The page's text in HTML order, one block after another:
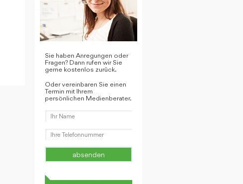
Sie haben Anregungen oder
Fragen? Dann rufen wir Sie
gerne kostenlos zurück.
Oder vereinbaren Sie einen
Termin mit Ihrem
persönlichen Medienberater.